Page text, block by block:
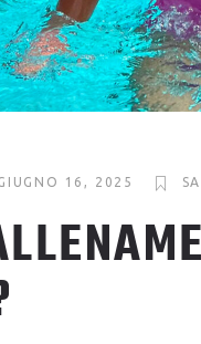
16, 2025